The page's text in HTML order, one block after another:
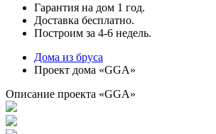
Гарантия на дом 1 год.
Доставка бесплатно.
Построим за 4-6 недель.
Дома из бруса
Проект дома «GGA»
Описание проекта «GGA»